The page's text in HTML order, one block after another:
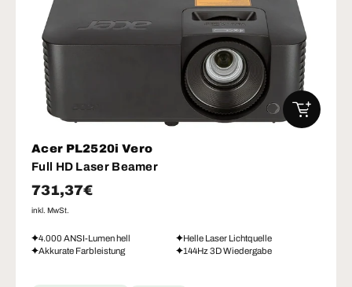
Acer PL2520i Vero
Full HD Laser Beamer
Normaler Preis
731,37€
inkl. MwSt.
4.000 ANSI-Lumen hell
Helle Laser Lichtquelle
Akkurate Farbleistung
144Hz 3D Wiedergabe
IN DEN